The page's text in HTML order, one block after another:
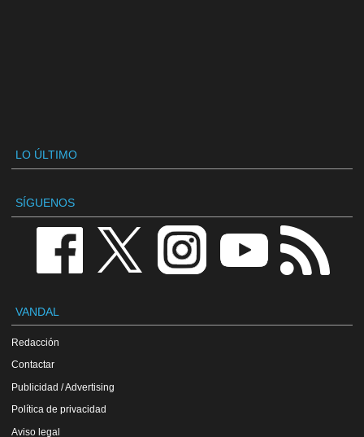
LO ÚLTIMO
SÍGUENOS
VANDAL
Redacción
Contactar
Publicidad / Advertising
Política de privacidad
Aviso legal